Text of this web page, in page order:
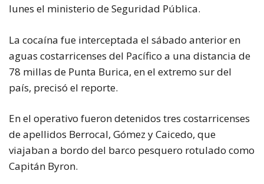
lunes el ministerio de Seguridad Pública.
La cocaína fue interceptada el sábado anterior en
aguas costarricenses del Pacífico a una distancia de
78 millas de Punta Burica, en el extremo sur del
país, precisó el reporte.
En el operativo fueron detenidos tres costarricenses
de apellidos Berrocal, Gómez y Caicedo, que
viajaban a bordo del barco pesquero rotulado como
Capitán Byron.